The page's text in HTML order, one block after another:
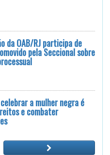
da OAB/RJ participa de
pela Seccional sobre
a mulher negra é
e combater